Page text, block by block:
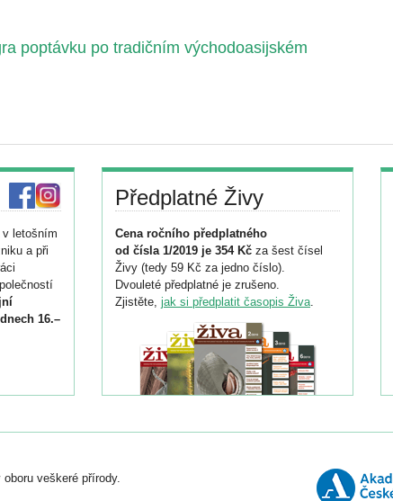
poptávku po tradičním východoasijském
v letošním
a při
16.–
Předplatné Živy
Cena ročního předplatného
od čísla 1/2019 je 354 Kč za šest čísel
Živy (tedy 59 Kč za jedno číslo).
Dvouleté předplatné je zrušeno.
Zjistěte, jak si předplatit časopis Živa.
veškeré přírody.